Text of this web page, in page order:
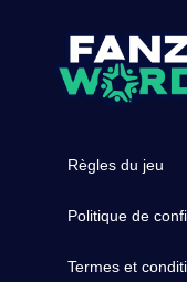
Règles du jeu
Politique de
Termes et